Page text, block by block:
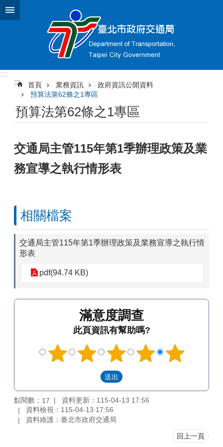
跳到主要內容區塊
:::
:::
首頁 業務資訊
政府資訊公開資料
預算法第62條之1專區
預算法第62條之1專區
交通局主管115年第1季辦理政策及業
務宣導之執行情形表
相關檔案
交通局主管115年第1季辦理政策及業務宣導之執行情
形表
pdf(94.74 KB)
滿意度調查
此頁資訊有幫助嗎?
點閱數： 17
資料更新：115-04-13 17:56
資料檢視：115-04-13 17:56
資料維護：臺北市政府交通局
回上一頁